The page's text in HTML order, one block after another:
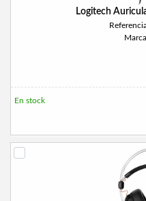
Logitech
En stock